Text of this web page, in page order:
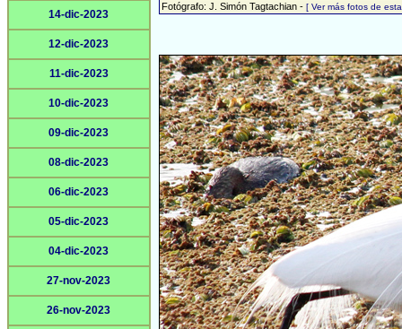
14-dic-2023
12-dic-2023
11-dic-2023
10-dic-2023
09-dic-2023
08-dic-2023
06-dic-2023
05-dic-2023
04-dic-2023
27-nov-2023
26-nov-2023
Fotógrafo: J. Simón Tagtachian - [ Ver más fotos de